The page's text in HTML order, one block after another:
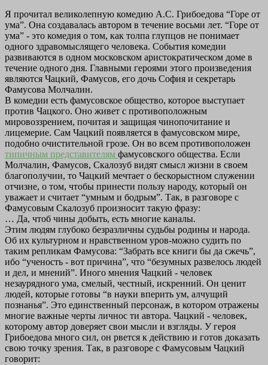
Я прочитал великолепную комедию А.С. Грибоедова “Горе от
ума”. Она создавалась автором в течение восьми лет. “Горе от
ума” - это комедия о том, как толпа глупцов не понимает
одного здравомыслящего человека. События комедии
развиваются в одном московском аристократическом доме в
течение одного дня. Главными героями этого произведения
являются Чацкий, Фамусов, его дочь София и секретарь
Фамусова Молчалин.
В комедии есть фамусовское общество, которое выступает
против Чацкого. Оно живет с противоположным
мировоззрением, почитая и защищая чинопочитание и
лицемерие. Сам Чацкий появляется в фамусовском мире,
подобно очистительной грозе. Он во всем противоположен
типичным представителям фамусовского общества. Если
Молчалин, Фамусов, Скалозуб видят смысл жизни в своем
благополучии, то Чацкий мечтает о бескорыстном служении
отчизне, о том, чтобы принести пользу народу, который он
уважает и считает “умным и бодрым”. Так, в разговоре с
Фамусовым Скалозуб произносит такую фразу:
… Да, чтоб чины добыть, есть многие каналы.
Этим людям глубоко безразличны судьбы родины и народа.
Об их культурном и нравственном уров-можно судить по
таким репликам Фамусова: “Забрать все книги бы да сжечь”,
ибо “ученость - вот причина”, что “безумных развелось людей
и дел, и мнений”. Иного мнения Чацкий - человек
незаурядного ума, смелый, честный, искренний. Он ценит
людей, которые готовы “в науки вперить ум, алчущий
познанья”. Это единственный персонаж, в котором отражены
многие важные черты личнос ти автора. Чацкий - человек,
которому автор доверяет свои мысли и взгляды. У героя
Грибоедова много сил, он рвется к действию и готов доказать
свою точку зрения. Так, в разговоре с Фамусовым Чацкий
говорит: